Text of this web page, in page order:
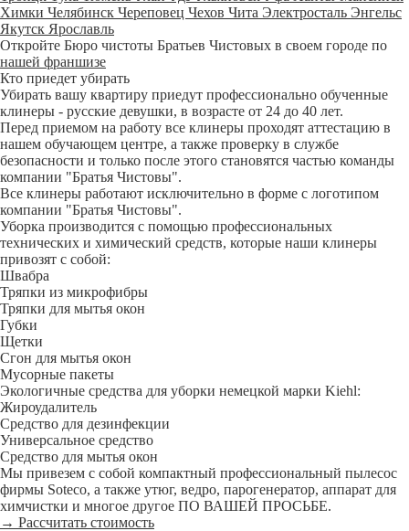
Химки Челябинск Череповец Чехов Чита Электросталь Энгельс
Якутск Ярославль
Откройте Бюро чистоты Братьев Чистовых в своем городе по
нашей франшизе
Кто приедет убирать
Убирать вашу квартиру приедут профессионально обученные
клинеры - русские девушки, в возрасте от 24 до 40 лет.
Перед приемом на работу все клинеры проходят аттестацию в
нашем обучающем центре, а также проверку в службе
безопасности и только после этого становятся частью команды
компании "Братья Чистовы".
Все клинеры работают исключительно в форме с логотипом
компании "Братья Чистовы".
Уборка производится с помощью профессиональных
технических и химический средств, которые наши клинеры
привозят с собой:
Швабра
Тряпки из микрофибры
Тряпки для мытья окон
Губки
Щетки
Сгон для мытья окон
Мусорные пакеты
Экологичные средства для уборки немецкой марки Kiehl:
Жироудалитель
Средство для дезинфекции
Универсальное средство
Средство для мытья окон
Мы привезем с собой компактный профессиональный пылесос
фирмы Soteco, а также утюг, ведро, парогенератор, аппарат для
химчистки и многое другое ПО ВАШЕЙ ПРОСЬБЕ.
→ Рассчитать стоимость